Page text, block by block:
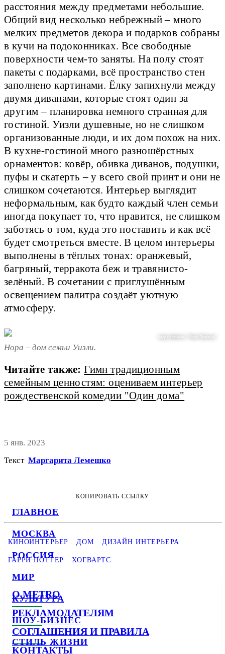
ГЛАВНОЕ
МОСКВА
РОССИЯ
МИР
КУЛЬТУРА
ШОУ-БИЗНЕС
СТИЛЬ ЖИЗНИ
расстояния между предметами небольшие.
Общий вид несколько небрежный – много
мелких предметов декора и подарков собраны
в кучи на подоконниках. Все свободные
поверхности чем-то заняты. На полу стоят
пакеты с подарками, всё пространство стен
заполнено картинами. Ёлку запихнули между
двумя диванами, которые стоят один за
другим – планировка немного странная для
гостиной. Уизли душевные, но не слишком
организованные люди, и их дом похож на них.
В кухне-гостиной много разношёрстных
орнаментов: ковёр, обивка диванов, подушки,
пуфы и скатерть – у всего свой принт и они не
слишком сочетаются. Интерьер выглядит
неформальным, как будто каждый член семьи
иногда покупает то, что нравится, не слишком
заботясь о том, куда это поставить и как всё
будет смотреться вместе. В целом интерьеры
выполнены в тёплых тонах: оранжевый,
багряный, терракота беж и травянисто-
зелёный. В сочетании с приглушённым
освещением палитра создаёт уютную
атмосферу.
кадр из фильма / "Каро-Премьер"
Нора – дом семьи Уизли.
Читайте также: Гимн традиционным
семейным ценностям: оцениваем интерьер
рождественской комедии "Один дома"
5 янв. 2023
Текст Маргарита Лемешко
КОПИРОВАТЬ ССЫЛКУ
КИНОИНТЕРЬЕР ДОМ ДИЗАЙН ИНТЕРЬЕРА
ГАРРИ ПОТТЕР ХОГВАРТС
О METRO
РЕКЛАМОДАТЕЛЯМ
СОГЛАШЕНИЯ И ПРАВИЛА
КОНТАКТЫ